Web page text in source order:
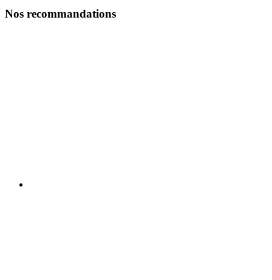
Nos recommandations